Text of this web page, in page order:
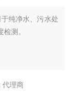
纯净水、污水处
测。
代理商